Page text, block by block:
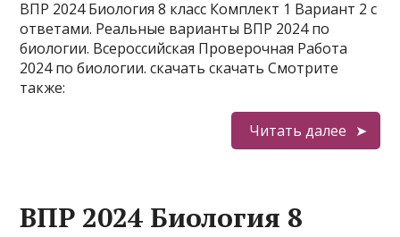
ВПР 2024 Биология 8 класс Комплект 1 Вариант 2 с
ответами. Реальные варианты ВПР 2024 по
биологии. Всероссийская Проверочная Работа
2024 по биологии. скачать скачать Смотрите
также:
Читать далее
ВПР 2024 Биология 8